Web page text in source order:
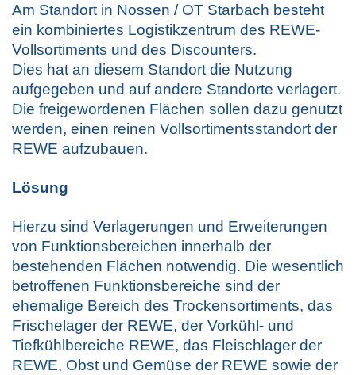
Am Standort in Nossen / OT Starbach besteht
ein kombiniertes Logistikzentrum des REWE-
Vollsortiments und des Discounters.
Dies hat an diesem Standort die Nutzung
aufgegeben und auf andere Standorte verlagert.
Die freigewordenen Flächen sollen dazu genutzt
werden, einen reinen Vollsortimentsstandort der
REWE aufzubauen.
Lösung
Hierzu sind Verlagerungen und Erweiterungen
von Funktionsbereichen innerhalb der
bestehenden Flächen notwendig. Die wesentlich
betroffenen Funktionsbereiche sind der
ehemalige Bereich des Trockensortiments, das
Frischelager der REWE, der Vorkühl- und
Tiefkühlbereiche REWE, das Fleischlager der
REWE, Obst und Gemüse der REWE sowie der